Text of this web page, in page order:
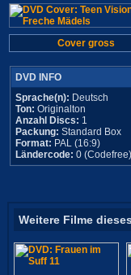
Cover gross
DVD INFO
Sprache(n): Deutsch
Ton: Originalton
Anzahl Discs: 1
Packung: Standard Box
Format: PAL (16:9)
Ländercode: 0 (Codefree)
Weitere Filme